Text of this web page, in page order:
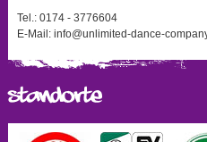
Tel.: 0174 - 3776604
E-Mail: info@unlimited-dance-